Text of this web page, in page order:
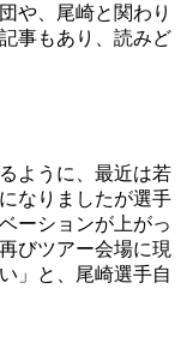
や、尾崎と関わり
事もあり、読みど
ように、最近は若
なりましたが選手
ーションが上がっ
びツアー会場に現
」と、尾崎選手自